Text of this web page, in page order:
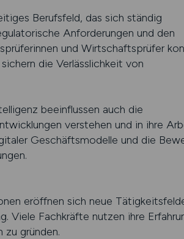
Berufsfeld, das sich ständig
Anforderungen und den
und Wirtschaftsprüfer
die Verlässlichkeit von
beeinflussen auch die
verstehen und in ihre
Geschäftsmodelle und die
eröffnen sich neue
Viele Fachkräfte nutzen ihre
zu gründen.